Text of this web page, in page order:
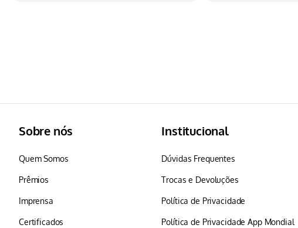
Sobre nós
Quem Somos
Prêmios
Imprensa
Certificados
Institucional
Dúvidas Frequentes
Trocas e Devoluções
Política de Privacidade
Política de Privacidade App Mondial